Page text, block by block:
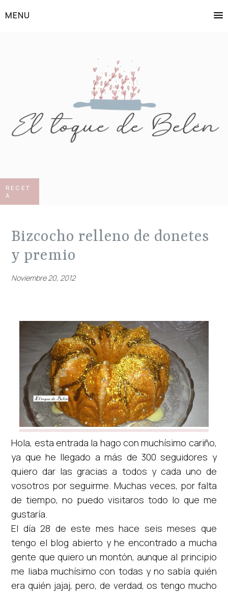
MENU
RECET
A
bizcocho relleno de donetes
y premio
Noviembre 20, 2012
Hola, esta entrada la hago con muchísimo cariño,
ya que he llegado a más de 300 seguidores y
quiero dar las gracias a todos y cada uno de
vosotros por seguirme. Muchas veces, por falta
de tiempo, no puedo visitaros todo lo que me
gustaría.
El día 28 de este mes hace seis meses que
tengo el blog abierto y he encontrado a mucha
gente que quiero un montón, aunque al principio
me liaba muchísimo con todas y no sabía quién
era quién jajaj, pero, de verdad, os tengo mucho